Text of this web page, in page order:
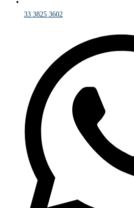
33 3825 3602